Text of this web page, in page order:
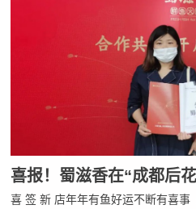
喜 签 新 店年年有鱼好运不断有喜